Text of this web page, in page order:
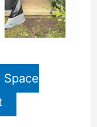
Space